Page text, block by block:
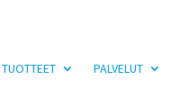
TUOTTEET PALVELUT